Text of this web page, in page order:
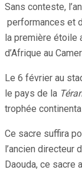
Sans conteste,
performances et
la première étoile
d’Afrique au
Le 6 février au
le pays de la
trophée
Ce sacre suffira
l’ancien directeur
Daouda, ce sacre